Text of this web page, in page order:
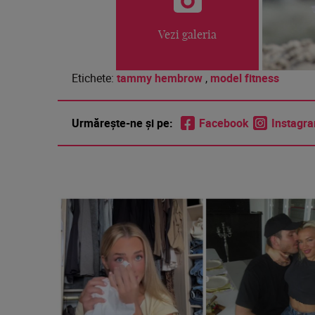
Vezi galeria
Etichete: tammy hembrow , model fitness
Urmărește-ne și pe: Facebook